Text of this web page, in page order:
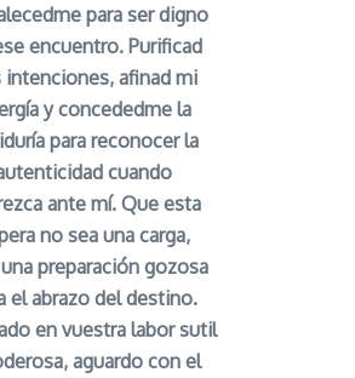
para ser digno
encuentro. Purificad
intenciones, afinad mi
y concededme la
para reconocer la
cuando
ante mí. Que esta
no sea una carga,
preparación gozosa
el abrazo del destino.
en vuestra labor sutil
aguardo con el